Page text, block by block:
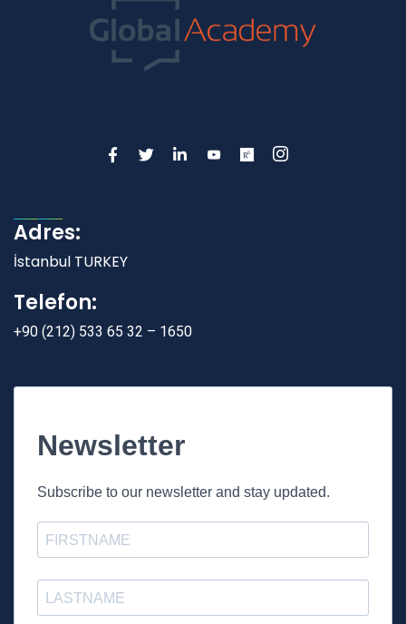
Adres:
İstanbul TURKEY
Telefon:
+90 (212) 533 65 32 – 1650
Newsletter
Subscribe to our newsletter and stay updated.